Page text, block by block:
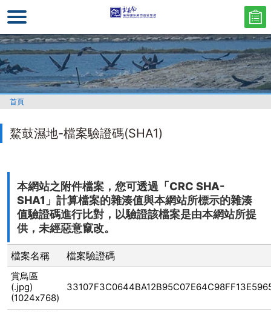
到
主
要
內
容
區
塊
首頁
鰲鼓濕地-檔案驗證碼(SHA1)
本網站之附件檔案，您可透過「CRC SHA-
SHA1」計算檔案的雜湊值與本網站所標示的雜湊
值驗證碼進行比對，以驗證該檔案是由本網站所提
供，未經惡意竄改。
檔案名稱 檔案驗證碼
賞鳥區
(.jpg)
(1024x768)